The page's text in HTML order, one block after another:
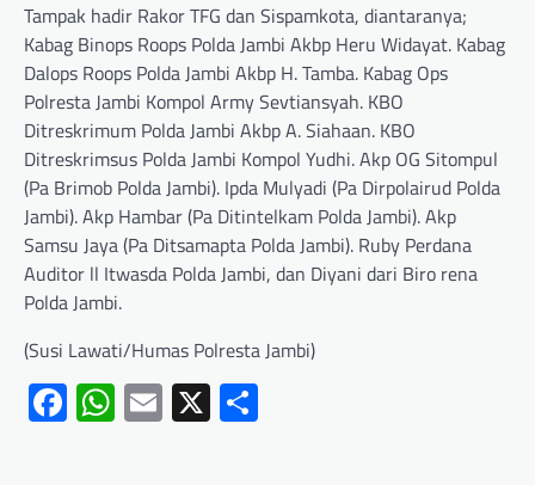
Tampak hadir Rakor TFG dan Sispamkota, diantaranya;
Kabag Binops Roops Polda Jambi Akbp Heru Widayat. Kabag
Dalops Roops Polda Jambi Akbp H. Tamba. Kabag Ops
Polresta Jambi Kompol Army Sevtiansyah. KBO
Ditreskrimum Polda Jambi Akbp A. Siahaan. KBO
Ditreskrimsus Polda Jambi Kompol Yudhi. Akp OG Sitompul
(Pa Brimob Polda Jambi). Ipda Mulyadi (Pa Dirpolairud Polda
Jambi). Akp Hambar (Pa Ditintelkam Polda Jambi). Akp
Samsu Jaya (Pa Ditsamapta Polda Jambi). Ruby Perdana
Auditor ll Itwasda Polda Jambi, dan Diyani dari Biro rena
Polda Jambi.
(Susi Lawati/Humas Polresta Jambi)
Facebook
WhatsApp
Email
X